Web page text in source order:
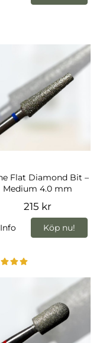
Flat Diamond Bit –
Medium 4.0 mm
215 kr
Info Köp nu!